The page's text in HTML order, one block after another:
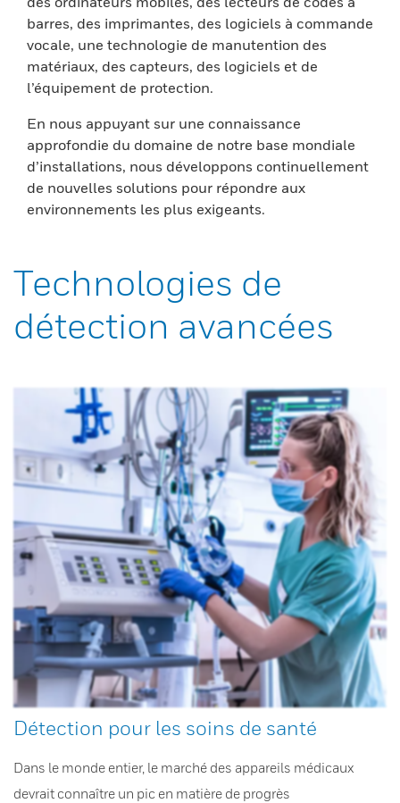
barres, des imprimantes, des logiciels à commande
vocale, une technologie de manutention des
matériaux, des capteurs, des logiciels et de
l’équipement de protection.
En nous appuyant sur une connaissance
approfondie du domaine de notre base mondiale
d’installations, nous développons continuellement
de nouvelles solutions pour répondre aux
environnements les plus exigeants.
Technologies de
détection avancées
Détection pour les soins de santé
Dans le monde entier, le marché des appareils médicaux
devrait connaître un pic en matière de progrès